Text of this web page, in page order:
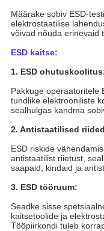
Määrake sobiv ESD-
elektrostaatilise
võivad nõuda erinevaid
ESD kaitse:
1. ESD
Pakkuge operaatoritele
tundlike elektrooniliste
sealhulgas kandma
2. Antistaatilised
ESD riskide
antistaatilist riietust,
saapaid, kindaid ja
3. ESD tööruum:
Seadke sisse
kaitsetoolide ja
Tööpiirkondi tuleb